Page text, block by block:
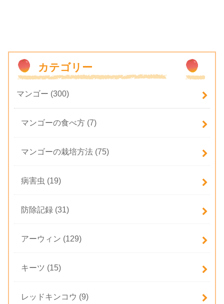
カテゴリー
マンゴー (300)
マンゴーの食べ方 (7)
マンゴーの栽培方法 (75)
病害虫 (19)
防除記録 (31)
アーウィン (129)
キーツ (15)
レッドキンコウ (9)